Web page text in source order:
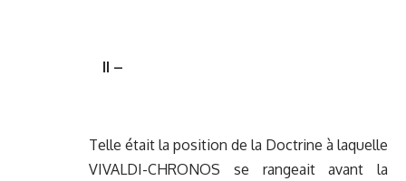
II –
Telle était la position de la Doctrine à laquelle
VIVALDI-CHRONOS se rangeait avant la